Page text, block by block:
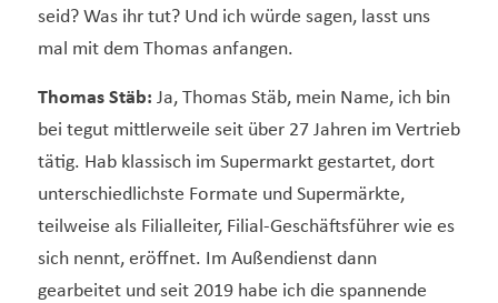
seid? Was ihr tut? Und ich würde sagen, lasst uns
mal mit dem Thomas anfangen.
Thomas Stäb: Ja, Thomas Stäb, mein Name, ich bin
bei tegut mittlerweile seit über 27 Jahren im Vertrieb
tätig. Hab klassisch im Supermarkt gestartet, dort
unterschiedlichste Formate und Supermärkte,
teilweise als Filialleiter, Filial-Geschäftsführer wie es
sich nennt, eröffnet. Im Außendienst dann
gearbeitet und seit 2019 habe ich die spannende